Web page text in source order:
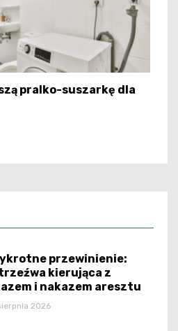
pralko-suszarkę dla
przewinienie:
kierująca z
i nakazem aresztu
2026